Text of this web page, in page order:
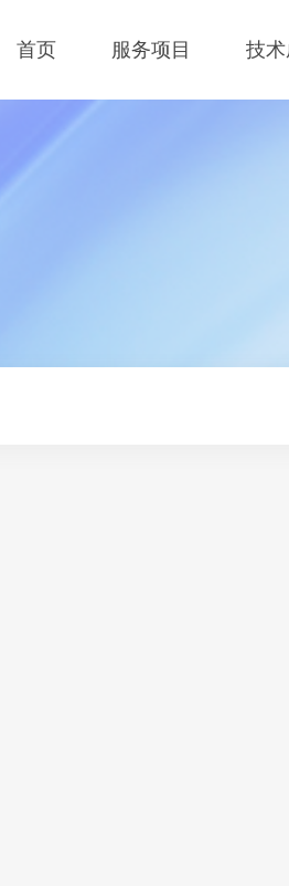
首页 服务项目 技